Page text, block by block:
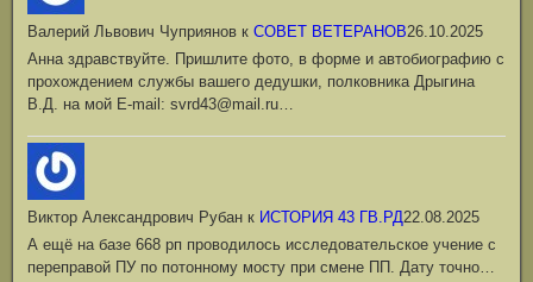
Валерий Львович Чуприянов к СОВЕТ ВЕТЕРАНОВ26.10.2025
Анна здравствуйте. Пришлите фото, в форме и автобиографию с
прохождением службы вашего дедушки, полковника Дрыгина
В.Д. на мой Е-mail: svrd43@mail.ru…
Виктор Александрович Рубан к ИСТОРИЯ 43 ГВ.РД22.08.2025
А ещё на базе 668 рп проводилось исследовательское учение с
переправой ПУ по потонному мосту при смене ПП. Дату точно…